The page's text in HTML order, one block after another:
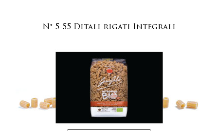
N° 5-55 Ditali rigati Integrali